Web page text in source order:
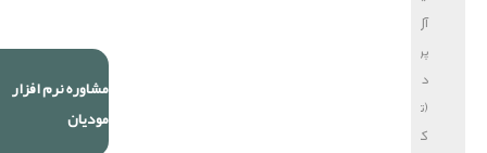
مشاوره نرم افزار
مودیان
آل
پردازش
دایا
(تولید
کننده